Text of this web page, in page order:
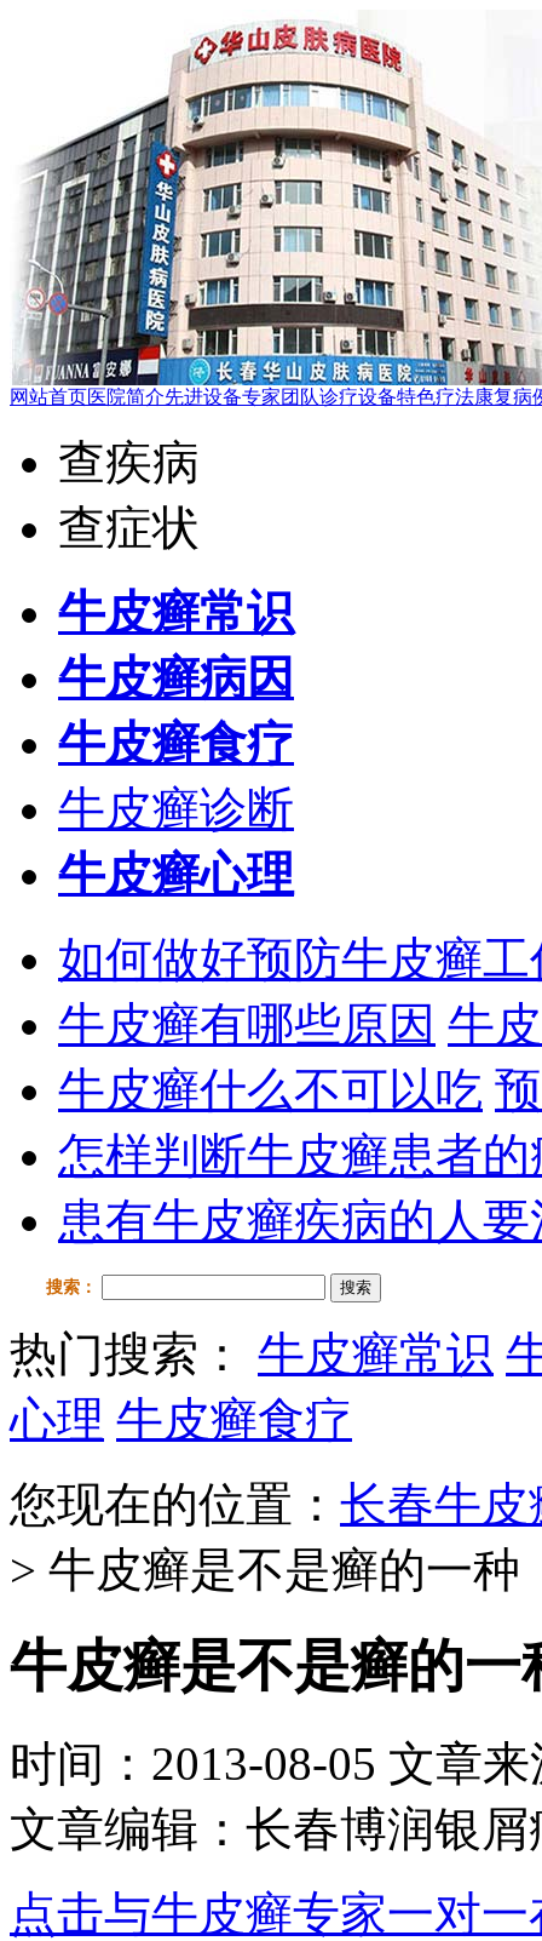
网站首页医院简介先进设备专家团队诊疗设备特色疗法康复病
查疾病
查症状
牛皮癣常识
牛皮癣病因
牛皮癣食疗
牛皮癣诊断
牛皮癣心理
如何做好预防牛皮癣工
牛皮癣有哪些原因 牛
牛皮癣什么不可以吃
怎样判断牛皮癣患者的
患有牛皮癣疾病的人要
搜索： 搜索
热门搜索： 牛皮癣常识
心理 牛皮癣食疗
您现在的位置： 长春牛皮
> 牛皮癣是不是癣的一种
牛皮癣是不是癣的一
时间：2013-08-05 文章
文章编辑：长春博润银屑
点击与牛皮癣专家一对